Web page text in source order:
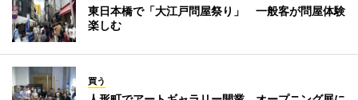
東日本橋で「大江戸問屋祭り」 一般客が問屋体験
楽しむ
買う